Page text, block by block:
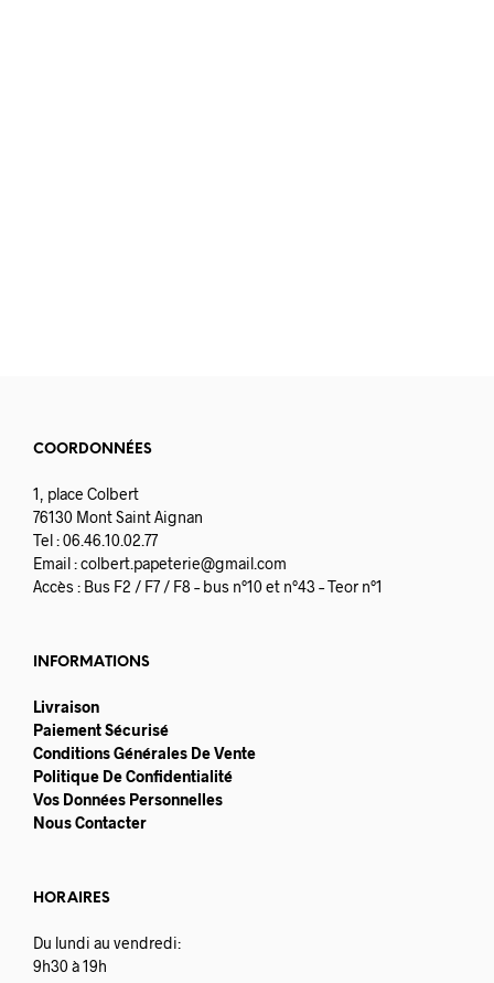
COORDONNÉES
1, place Colbert
76130 Mont Saint Aignan
Tel : 06.46.10.02.77
Email :colbert.papeterie@gmail.com
Accès : Bus F2 / F7 / F8 – bus n°10 et n°43 – Teor n°1
INFORMATIONS
Livraison
Paiement Sécurisé
Conditions Générales De Vente
Politique De Confidentialité
Vos Données Personnelles
Nous Contacter
HORAIRES
Du lundi au vendredi:
9h30 à 19h